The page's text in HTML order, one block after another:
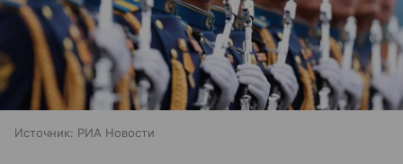
Источник: РИА Новости